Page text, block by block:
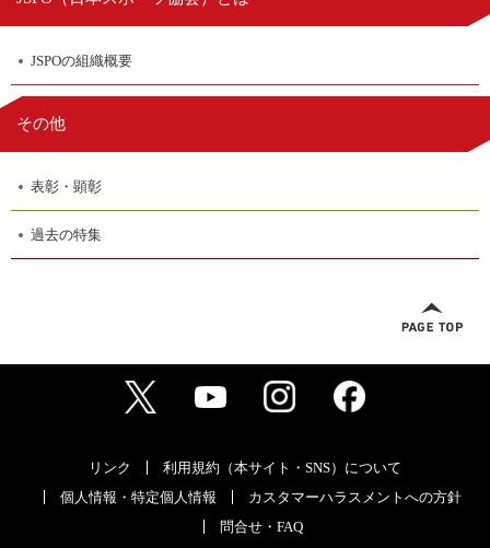
JSPOの組織概要
その他
表彰・顕彰
過去の特集
リンク
利用規約（本サイト・SNS）について
個人情報・特定個人情報
カスタマーハラスメントへの方針
問合せ・FAQ